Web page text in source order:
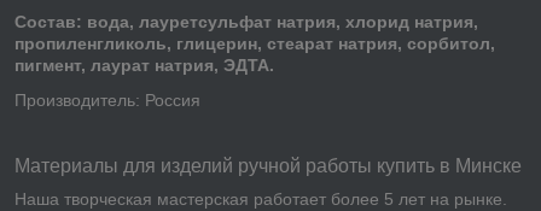
Состав: вода, лауретсульфат натрия, хлорид натрия,
пропиленгликоль, глицерин, стеарат натрия, сорбитол,
пигмент, лаурат натрия, ЭДТА.
Производитель: Россия
Материалы для изделий ручной работы купить в Минске
Наша творческая мастерская работает более 5 лет на рынке.